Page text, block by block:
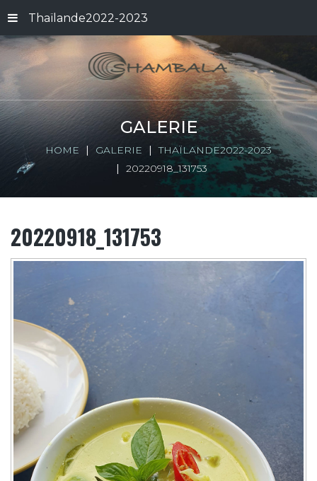
Thaïlande2022-2023
GALERIE
HOME GALERIE
THAÏLANDE2022-2023
20220918_131753
20220918_131753